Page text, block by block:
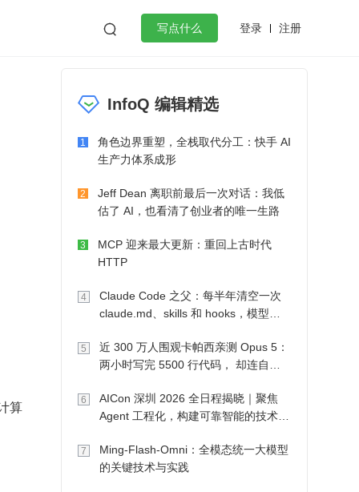
 写点什么 登录 注册
微服务架构 flutter
算
InfoQ 编辑精选
1
角色边界重塑，全栈取代分工：快手 AI
生产力体系成形
2
Jeff Dean 离职前最后一次对话：我低
估了 AI，也看清了创业者的唯一生路
3
MCP 迎来最大更新：重回上古时代
HTTP
4
Claude Code 之父：每半年清空一次
claude.md、skills 和 hooks，模型自
5
近 300 万人围观卡帕西亲测 Opus 5：
两小时写完 5500 行代码， 却连自己
6
AICon 深圳 2026 全日程揭晓｜聚焦
Agent 工程化，构建可靠智能的技术路
7
Ming-Flash-Omni：全模态统一大模型
的关键技术与实践